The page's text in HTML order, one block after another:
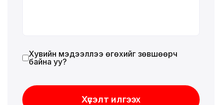
Хувийн мэдээллээ өгөхийг зөвшөөрч
байна уу?
Хүсэлт илгээх